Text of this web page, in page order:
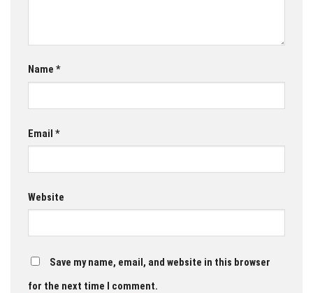
Name *
Email *
Website
Save my name, email, and website in this browser
for the next time I comment.